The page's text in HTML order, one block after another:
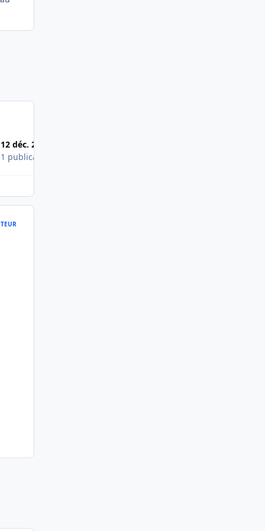
12 déc. 2008
1 publication